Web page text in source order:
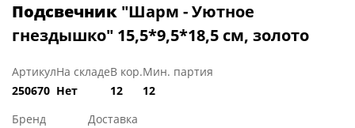
Подсвечник "Шарм - Уютное
гнездышко" 15,5*9,5*18,5 см, золото
Артикул
250670
На складе
Нет
В кор.
12
Мин. партия
12
Бренд
Доставка